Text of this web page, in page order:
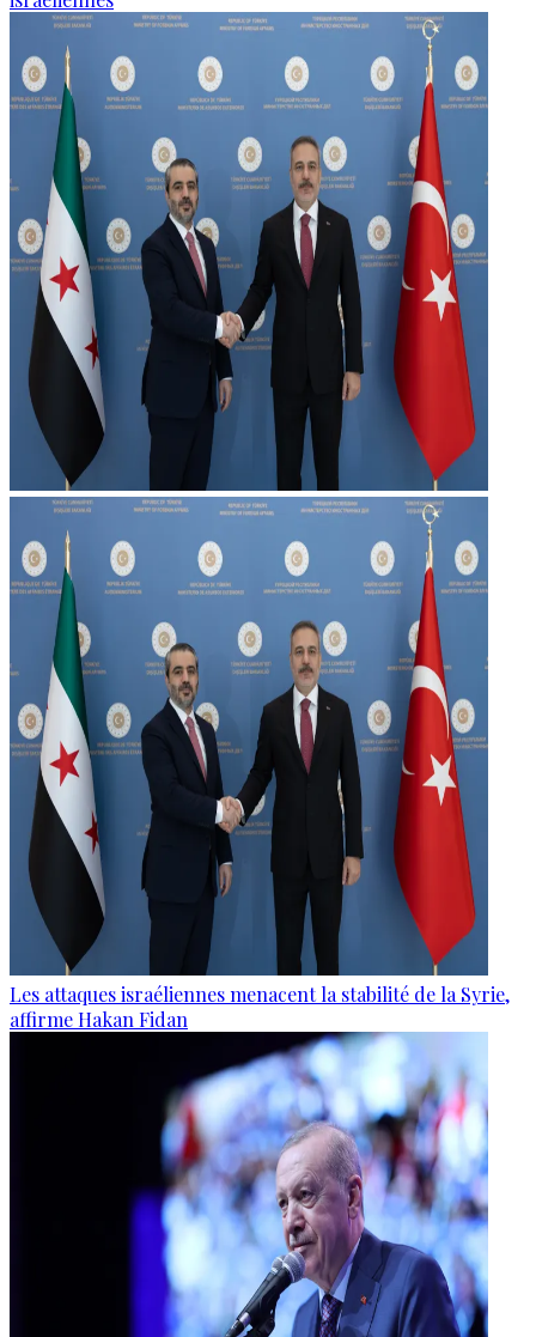
Les attaques israéliennes menacent la stabilité de la Syrie,
affirme Hakan Fidan